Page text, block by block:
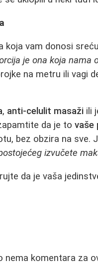
koja vam donosi
je ona koja nama
na metru ili vagi
, anti-celulit masaži ili
da je tovaše
bez obzira na sve.
izvučete
da je vaša
nema komentara za